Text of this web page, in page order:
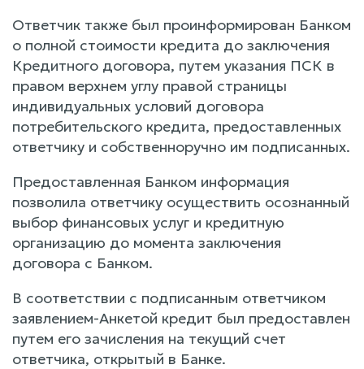
Ответчик также был проинформирован Банком
о полной стоимости кредита до заключения
Кредитного договора, путем указания ПСК в
правом верхнем углу правой страницы
индивидуальных условий договора
потребительского кредита, предоставленных
ответчику и собственноручно им подписанных.
Предоставленная Банком информация
позволила ответчику осуществить осознанный
выбор финансовых услуг и кредитную
организацию до момента заключения
договора с Банком.
В соответствии с подписанным ответчиком
заявлением-Анкетой кредит был предоставлен
путем его зачисления на текущий счет
ответчика, открытый в Банке.